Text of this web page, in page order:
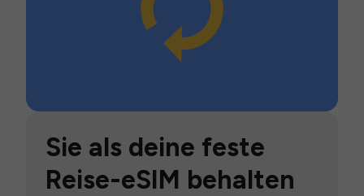
Sie als deine feste
Reise-eSIM behalten